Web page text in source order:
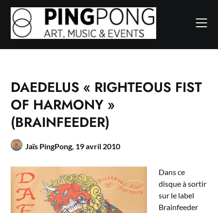
Skip
content
DAEDELUS « RIGHTEOUS FIST
OF HARMONY »
(BRAINFEEDER)
Jaïs PingPong, 19 avril 2010
Dans ce
disque à sortir
sur le label
Brainfeeder